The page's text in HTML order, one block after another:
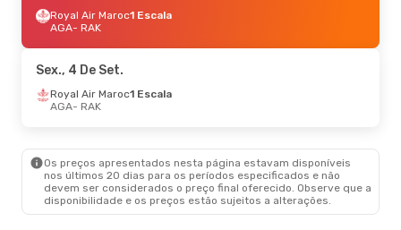
Royal Air Maroc1 Escala
AGA- RAK
RAK- AGA
Qui., 3 De Set.- Qui., 3 De Set.
Royal Air Maroc1 Escala
AGA- RAK
Sex., 4 De Set.
Royal Air Maroc1 Escala
AGA- RAK
Os preços apresentados nesta página estavam disponíveis
nos últimos 20 dias para os períodos especificados e não
devem ser considerados o preço final oferecido. Observe que a
disponibilidade e os preços estão sujeitos a alterações.